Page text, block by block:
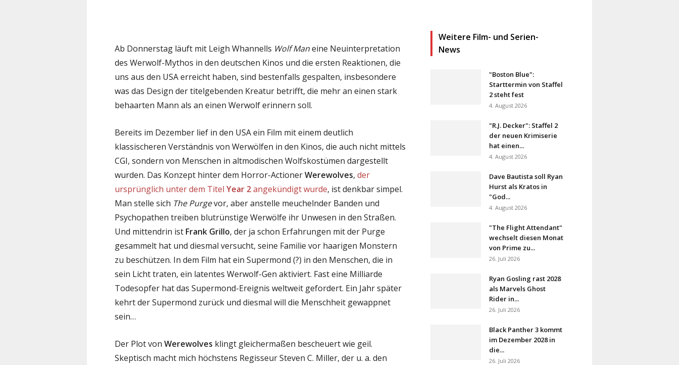
Ab Donnerstag läuft mit Leigh Whannells Wolf Maneine Neuinterpretation
des Werwolf-Mythos in den deutschen Kinos und die ersten Reaktionen, die
uns aus den USA erreicht haben, sind bestenfalls gespalten, insbesondere
was das Design der titelgebenden Kreatur betrifft, die mehr an einen stark
behaarten Mann als an einen Werwolf erinnern soll.
Bereits im Dezember lief in den USA ein Film mit einem deutlich
klassischeren Verständnis von Werwölfen in den Kinos, die auch nicht mittels
CGI, sondern von Menschen in altmodischen Wolfskostümen dargestellt
wurden. Das Konzept hinter dem Horror-ActionerWerewolves, der
ursprünglich unter dem Titel Year 2angekündigt wurde, ist denkbar simpel.
Man stelle sich The Purgevor, aber anstelle meuchelnder Banden und
Psychopathen treiben blutrünstige Werwölfe ihr Unwesen in den Straßen.
Und mittendrin ist Frank Grillo, der ja schon Erfahrungen mit der Purge
gesammelt hat und diesmal versucht, seine Familie vor haarigen Monstern
zu beschützen. In dem Film hat ein Supermond (?) in den Menschen, die in
sein Licht traten, ein latentes Werwolf-Gen aktiviert. Fast eine Milliarde
Todesopfer hat das Supermond-Ereignis weltweit gefordert. Ein Jahr später
kehrt der Supermond zurück und diesmal will die Menschheit gewappnet
sein…
Der Plot von Werewolves klingt gleichermaßen bescheuert wie geil.
Skeptisch macht mich höchstens Regisseur Steven C. Miller, der u. a. den
Weitere Film- und Serien-
News
"Boston Blue":
Starttermin von Staffel
2 steht fest
4. August 2026
"R.J. Decker": Staffel 2
der neuen Krimiserie
hat einen...
4. August 2026
Dave Bautista soll Ryan
Hurst als Kratos in
"God...
4. August 2026
"The Flight Attendant"
wechselt diesen Monat
von Prime zu...
26. Juli 2026
Ryan Gosling rast 2028
als Marvels Ghost
Rider in...
26. Juli 2026
Black Panther 3 kommt
im Dezember 2028 in
die...
26. Juli 2026